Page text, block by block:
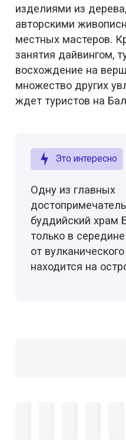
изделиями из
авторскими
местных мастеров.
занятия дайвингом,
восхождение на
множество других
ждет туристов на
Это интересно
Одну из главных
буддийский храм
только в
от
находится на